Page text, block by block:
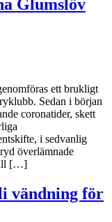
Glumslöv
ett brukligt
Sedan i början
coronatider, skett
i sedvanlig
överlämnade
till […]
vändning för